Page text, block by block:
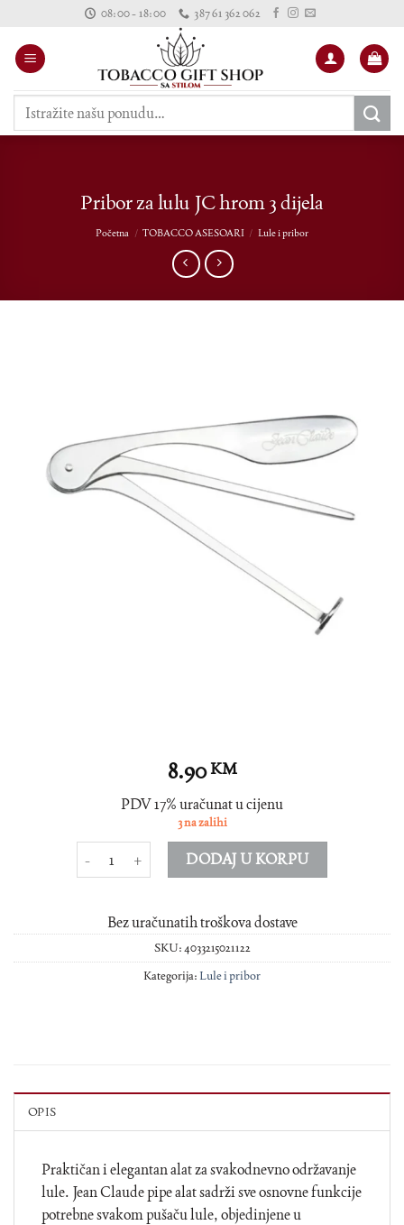
content
08:00 - 18:00 387 61 362 062
Pretraži:
Pribor za lulu JC hrom 3 dijela
Početna / TOBACCO ASESOARI / Lule i pribor
8.90KM
PDV 17% uračunat u cijenu
3 na zalihi
Pribor za lulu JC hrom 3 dijela količina
DODAJ U KORPU
Bez uračunatih troškova dostave
SKU:4033215021122
Kategorija:Lule i pribor
OPIS
Praktičan i elegantan alat za svakodnevno održavanje
lule. Jean Claude pipe alat sadrži sve osnovne funkcije
potrebne svakom pušaču lule, objedinjene u